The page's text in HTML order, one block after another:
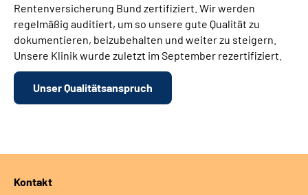
Rentenversicherung Bund zertifiziert. Wir werden
regelmäßig auditiert, um so unsere gute Qualität zu
dokumentieren, beizubehalten und weiter zu steigern.
Unsere Klinik wurde zuletzt im September rezertifiziert.
Unser Qualitätsanspruch
Kontakt